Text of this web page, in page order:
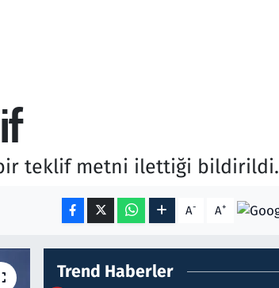
bir teklif metni ilettiği bildirildi.
A- A+
Trend Haberler